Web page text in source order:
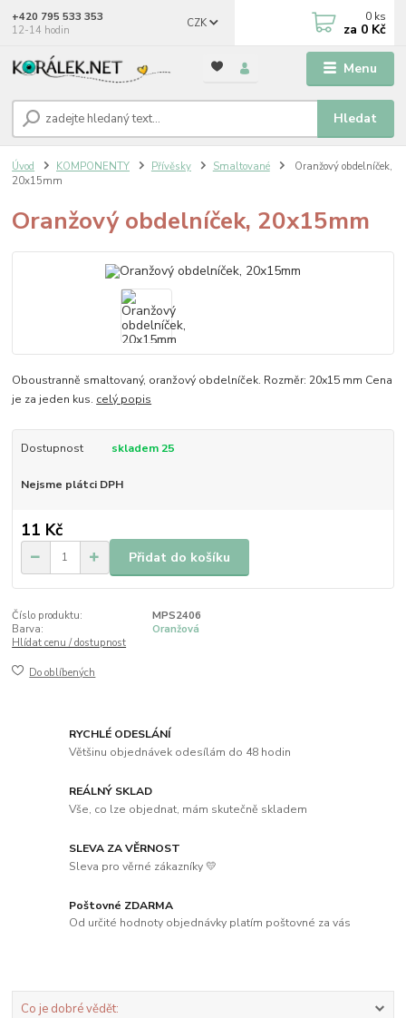
Menu
CZK
Hledat
+420 795 533 353
12-14 hodin
0 ks
za 0 Kč
Úvod KOMPONENTY Přívěsky Smaltované
Oranžový obdelníček,
20x15mm
Oranžový obdelníček, 20x15mm
Oboustranně smaltovaný, oranžový obdelníček. Rozměr: 20x15 mm Cena
je za jeden kus. celý popis
Dostupnost skladem 25
Nejsme plátci DPH
11 Kč
Přidat do košíku
Číslo produktu:
MPS2406
Barva:
Oranžová
Hlídat cenu / dostupnost
Do oblíbených
RYCHLÉ ODESLÁNÍ
Většinu objednávek odesílám do 48 hodin
REÁLNÝ SKLAD
Vše, co lze objednat, mám skutečně skladem
SLEVA ZA VĚRNOST
Sleva pro věrné zákazníky 💛
Poštovné ZDARMA
Od určité hodnoty objednávky platím poštovné za vás
Co je dobré vědět: